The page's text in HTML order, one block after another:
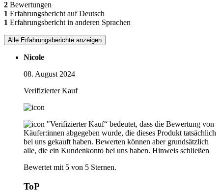
2 Bewertungen
1 Erfahrungsbericht auf Deutsch
1 Erfahrungsbericht in anderen Sprachen
Alle Erfahrungsberichte anzeigen
Nicole
08. August 2024
Verifizierter Kauf
"Verifizierter Kauf“ bedeutet, dass die Bewertung von
Käufer:innen abgegeben wurde, die dieses Produkt tatsächlich
bei uns gekauft haben. Bewerten können aber grundsätzlich
alle, die ein Kundenkonto bei uns haben. Hinweis schließen
Bewertet mit 5 von 5 Sternen.
ToP